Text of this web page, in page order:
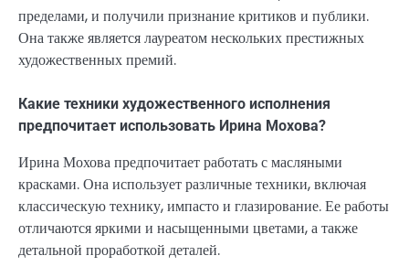
пределами, и получили признание критиков и публики.
Она также является лауреатом нескольких престижных
художественных премий.
Какие техники художественного исполнения
предпочитает использовать Ирина Мохова?
Ирина Мохова предпочитает работать с масляными
красками. Она использует различные техники, включая
классическую технику, импасто и глазирование. Ее работы
отличаются яркими и насыщенными цветами, а также
детальной проработкой деталей.